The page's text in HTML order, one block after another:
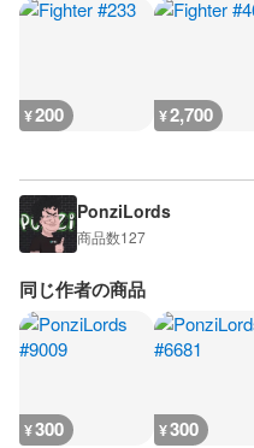
¥200 ¥2,700
PonziLords
商品数127
同じ作者の商品
¥300 ¥300